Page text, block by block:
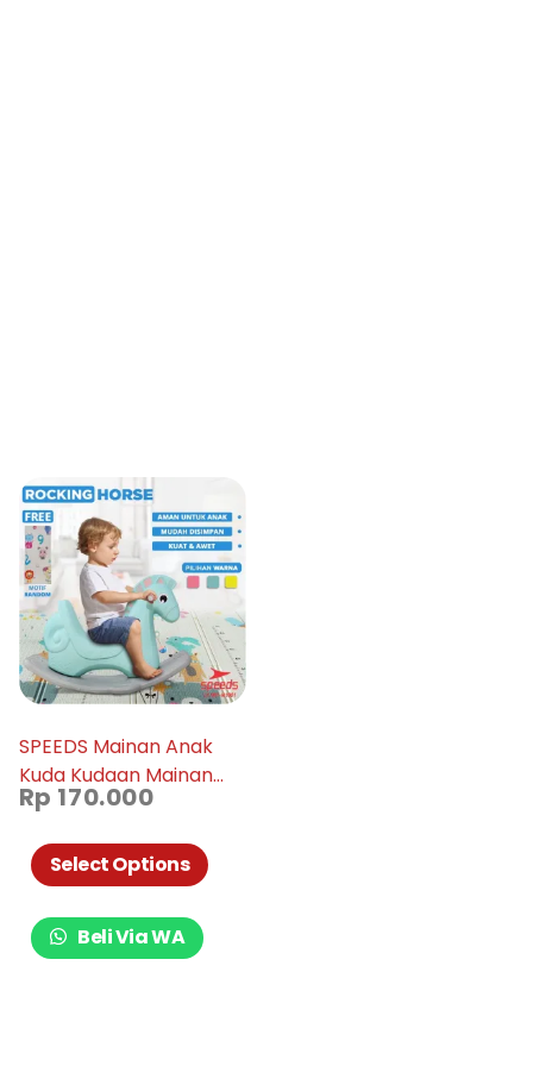
SPEEDS Mainan Anak
Kuda Kudaan Mainan
Kuda Rocking Horse
Jungkit 001-M1001
Rp 170.000
Select Options
Beli Via WA